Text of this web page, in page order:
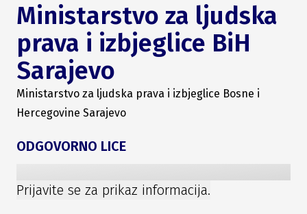
Ministarstvo za ljudska
prava i izbjeglice BiH
Sarajevo
Ministarstvo za ljudska prava i izbjeglice Bosne i
Hercegovine Sarajevo
ODGOVORNO LICE
Prijavite se za prikaz informacija.